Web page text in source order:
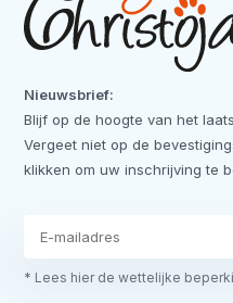
Nieuwsbrief:
Blijf op de hoogte van het
Vergeet niet op de
klikken om uw inschrijving te
* Lees hier de wettelijke